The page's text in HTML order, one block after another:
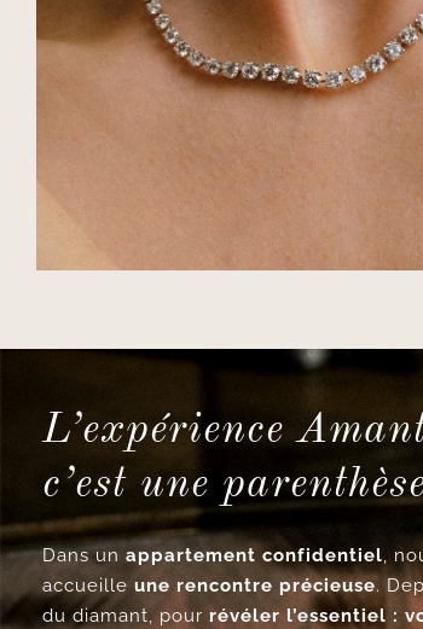
L’expérience
c’est une
Dans un appartement confidentiel,
accueille une rencontre précieuse.
du diamant, pour révéler l’essentiel :